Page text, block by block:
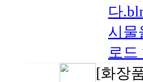
다
시물
로드
[화장